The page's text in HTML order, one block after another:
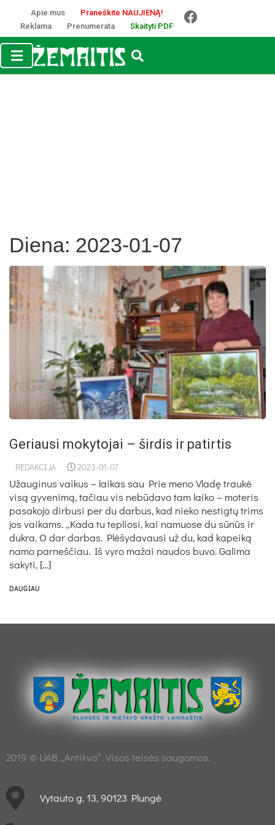
Apie mus
Praneškite NAUJIENĄ!
Reklama
Prenumerata Skaityti PDF
Diena: 2023-01-07
Geriausi mokytojai – širdis ir patirtis
REDAKCIJA 2023-01-07
Užauginus vaikus – laikas sau Prie meno Vladę traukė
visą gyvenimą, tačiau vis nebūdavo tam laiko – moteris
pasakojo dirbusi per du darbus, kad nieko nestigtų trims
jos vaikams. „Kada tu tepliosi, kai namuose du sūnūs ir
dukra. O dar darbas. Plėšydavausi už du, kad kapeiką
namo parneščiau. Iš vyro mažai naudos buvo. Galima
sakyti, […]
DAUGIAU
2019 © UAB „Antikva“. Visos teisės saugomos.
Vytauto g. 13, 90123 Plungė